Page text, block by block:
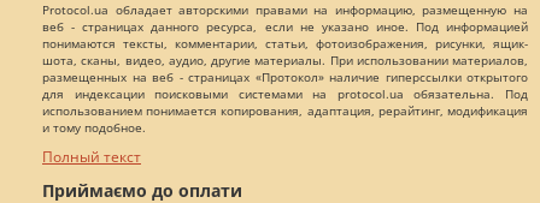
Protocol.ua обладает авторскими правами на информацию, размещенную на
веб - страницах данного ресурса, если не указано иное. Под информацией
понимаются тексты, комментарии, статьи, фотоизображения, рисунки, ящик-
шота, сканы, видео, аудио, другие материалы. При использовании материалов,
размещенных на веб - страницах «Протокол» наличие гиперссылки открытого
для индексации поисковыми системами на protocol.ua обязательна. Под
использованием понимается копирования, адаптация, рерайтинг, модификация
и тому подобное.
Полный текст
Приймаємо до оплати